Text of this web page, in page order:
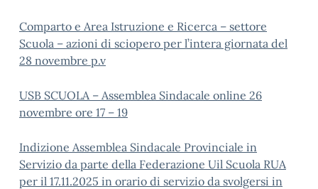
Comparto e Area Istruzione e Ricerca – settore
Scuola – azioni di sciopero per l’intera giornata del
28 novembre p.v
USB SCUOLA – Assemblea Sindacale online 26
novembre ore 17 – 19
Indizione Assemblea Sindacale Provinciale in
Servizio da parte della Federazione Uil Scuola RUA
per il 17.11.2025 in orario di servizio da svolgersi in